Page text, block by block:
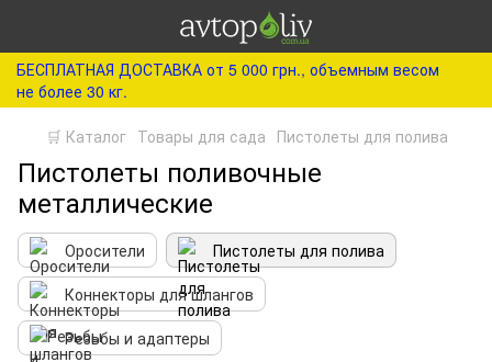
БЕСПЛАТНАЯ ДОСТАВКА от 5 000 грн., объемным весом
не более 30 кг.
🛒 Каталог Товары для сада Пистолеты для полива
Пистолеты поливочные
металлические
Оросители
Пистолеты для полива
Коннекторы для шлангов
Резьбы и адаптеры